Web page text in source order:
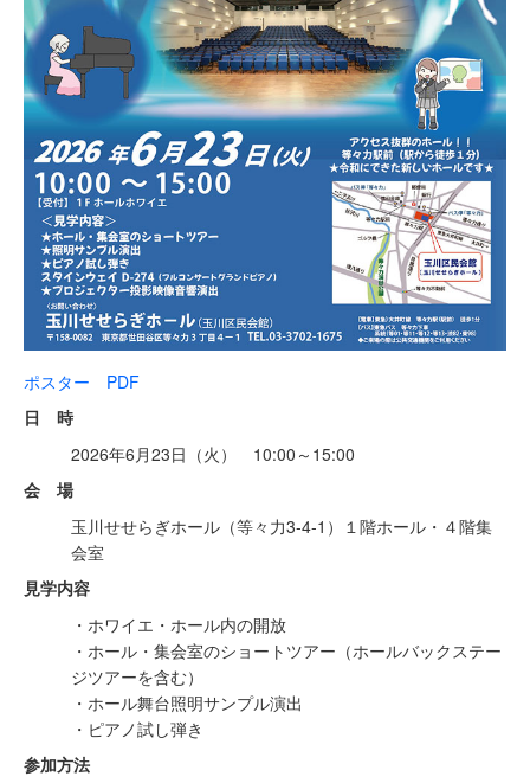
ポスター PDF
日 時
2026年6月23日（火） 10:00～15:00
会 場
玉川せせらぎホール（等々力3-4-1）１階ホール・４階集
会室
見学内容
・ホワイエ・ホール内の開放
・ホール・集会室のショートツアー（ホールバックステー
ジツアーを含む）
・ホール舞台照明サンプル演出
・ピアノ試し弾き
参加方法